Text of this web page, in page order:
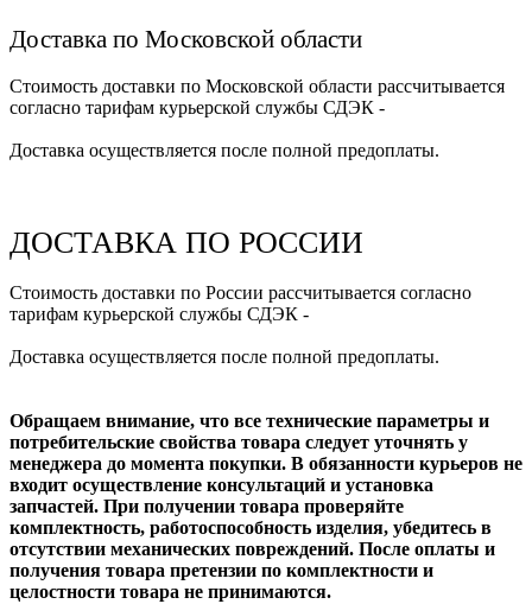
Доставка по Московской области
Стоимость доставки по Московской области рассчитывается
согласно тарифам курьерской службы СДЭК -
Доставка осуществляется после полной предоплаты.
ДОСТАВКА ПО РОССИИ
Стоимость доставки по России рассчитывается согласно
тарифам курьерской службы СДЭК -
Доставка осуществляется после полной предоплаты.
Обращаем внимание, что все технические параметры и
потребительские свойства товара следует уточнять у
менеджера до момента покупки. В обязанности курьеров не
входит осуществление консультаций и установка
запчастей. При получении товара проверяйте
комплектность, работоспособность изделия, убедитесь в
отсутствии механических повреждений. После оплаты и
получения товара претензии по комплектности и
целостности товара не принимаются.